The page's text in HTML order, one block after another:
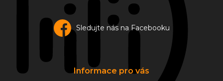
Sledujte nás na Facebooku
Informace pro vás